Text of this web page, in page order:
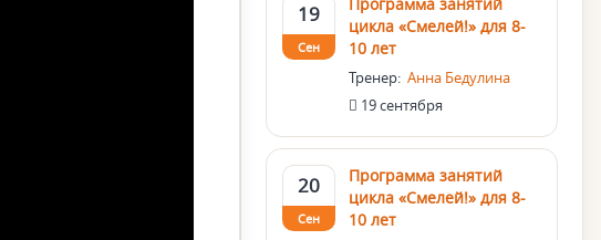
19
Сен
цикла «Смелей!» для 8-
10 лет
Тренер: Анна Бедулина
19 сентября
20
Сен
Программа занятий
цикла «Смелей!» для 8-
10 лет